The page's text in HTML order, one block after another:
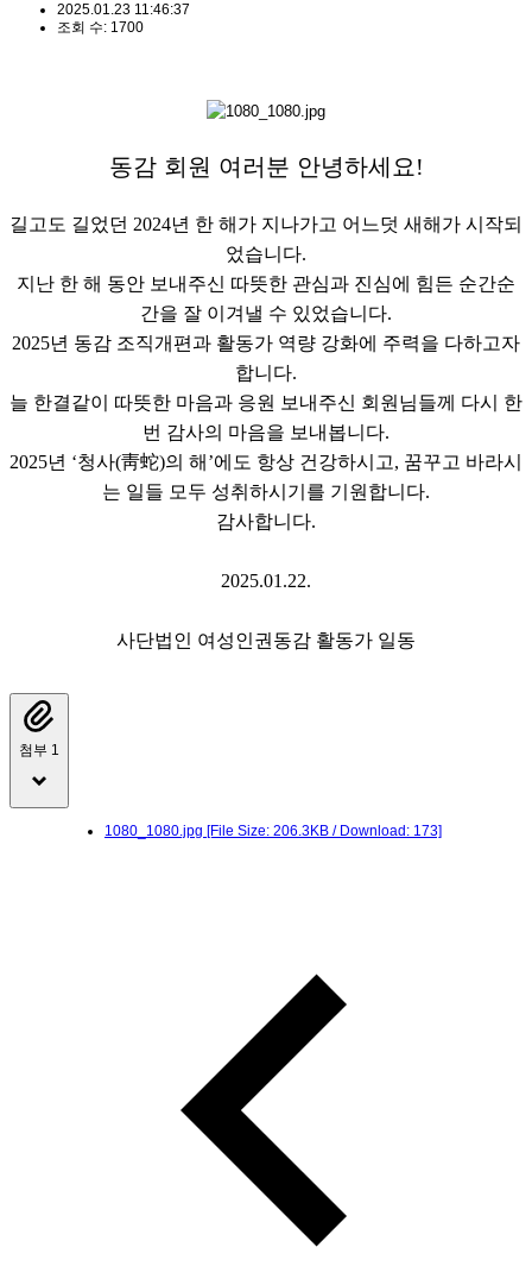
2025.01.23 11:46:37
조회 수: 1700
동감 회원 여러분 안녕하세요 !
길고도 길었던 2024년 한 해가 지나가고 어느덧 새해가 시작되
었습니다.
지난 한 해 동안 보내주신 따뜻한 관심과 진심에 힘든 순간순
간을 잘 이겨낼 수 있었습니다.
2025년 동감 조직개편과 활동가 역량 강화에 주력을 다하고자
합니다.
늘 한결같이 따뜻한 마음과 응원 보내주신 회원님들께 다시 한
번 감사의 마음을 보내봅니다.
2025년 ‘청사(靑蛇)의 해 ’에도 항상 건강하시고, 꿈꾸고 바라시
는 일들 모두 성취하시기를 기원합니다.
감사합니다.
2025.01.22.
사단법인 여성인권동감 활동가 일동
첨부 1
1080_1080.jpg [File Size: 206.3KB / Download: 173]